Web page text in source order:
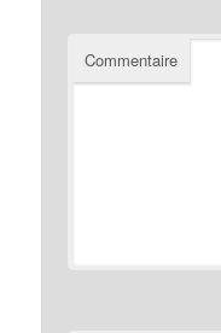
Commentaire